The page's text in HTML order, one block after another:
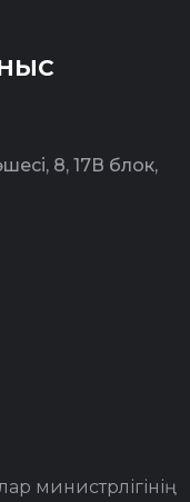
8, 17В блок,
министрлігінің